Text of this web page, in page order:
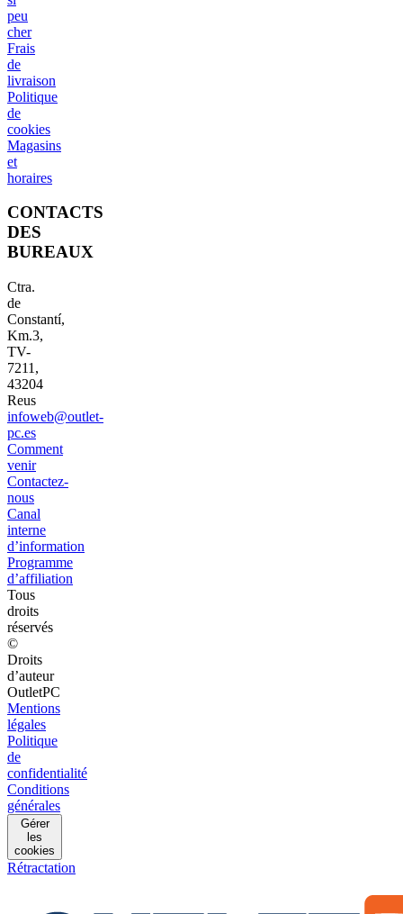
peu
cher
Frais
de
livraison
Politique
de
cookies
Magasins
et
horaires
CONTACTS
DES
BUREAUX
Ctra.
de
Constantí,
Km.3,
TV-
7211,
43204
Reus
infoweb@outlet-
pc.es
Comment
venir
Contactez-
nous
Canal
interne
d’information
Programme
d’affiliation
Tous
droits
réservés
©
Droits
d’auteur
OutletPC
Mentions
légales
Politique
de
confidentialité
Conditions
générales
Gérer
les
cookies
Rétractation